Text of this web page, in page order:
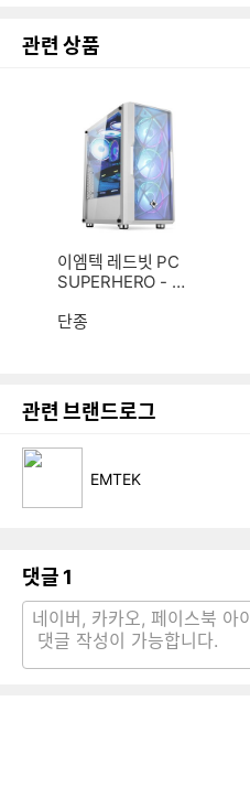
관련 상품
이엠텍 레드빗 PC
SUPERHERO - R7
6GB)
단종
관련 브랜드로그
EMTEK
댓글 1